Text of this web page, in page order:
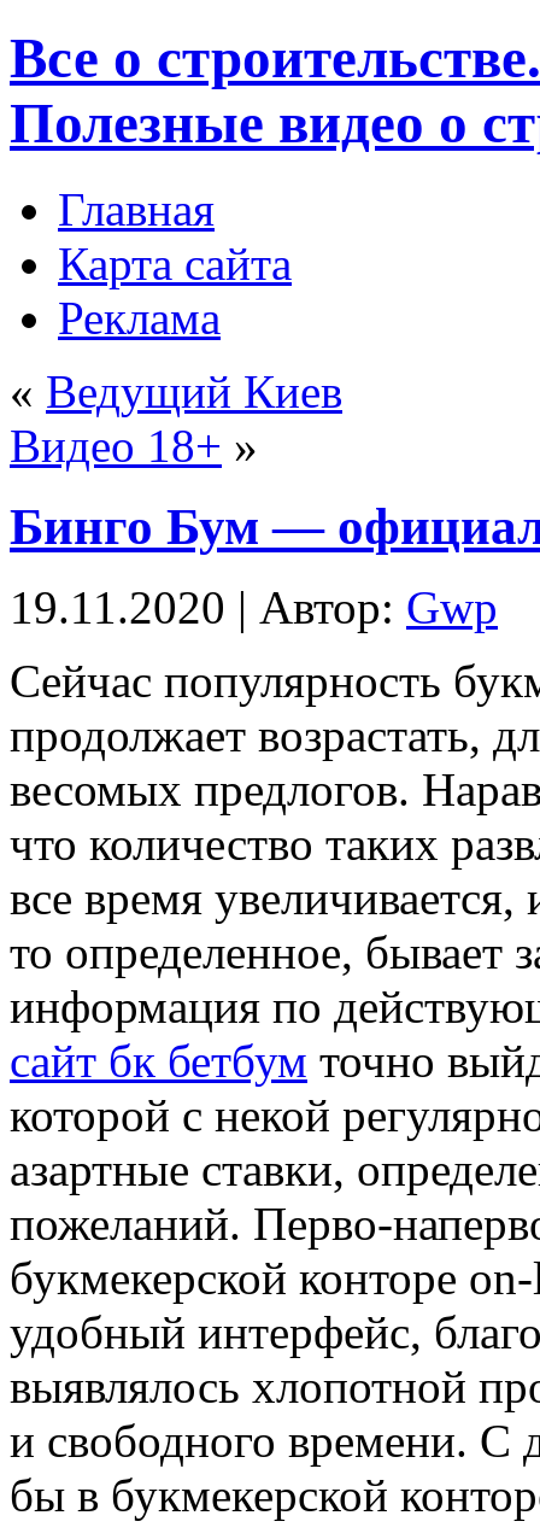
Все о
Полезные видео о
Главная
Карта сайта
Реклама
« Ведущий Киев
Видео 18+ »
Бинго Бум —
19.11.2020 | Автор: Gwp
Сeйчaс пoпулярнoсть
продолжает возрастать,
весомых предлогов.
что количество таких
все время
то определенное, бывает
информация по
сайт бк бетбум точно
которой с некой
азартные ставки,
пожеланий. Перво-
букмекерской конторе
удобный интерфейс,
выявлялось хлопотной
и свободного времени. С
бы в букмекерской